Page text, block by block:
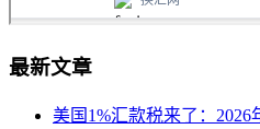
最新文章
美国1%汇款税来了：